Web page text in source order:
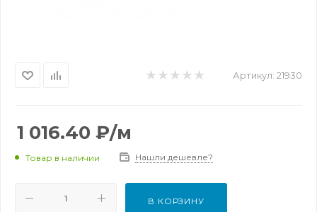
Артикул: 21930
1 016.40 ₽/м
Товар в наличии Нашли дешевле?
В КОРЗИНУ